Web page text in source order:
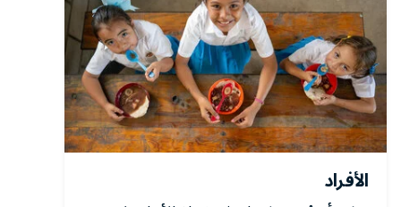
الأفراد